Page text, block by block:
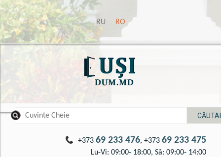
RU RO
+373 69 233 476, +373 69 233 475
Lu-Vi: 09:00- 18:00, Sâ: 09:00- 14:00